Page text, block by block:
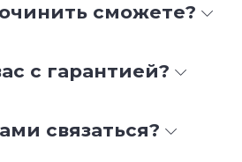
сможете?
с гарантией?
связаться?